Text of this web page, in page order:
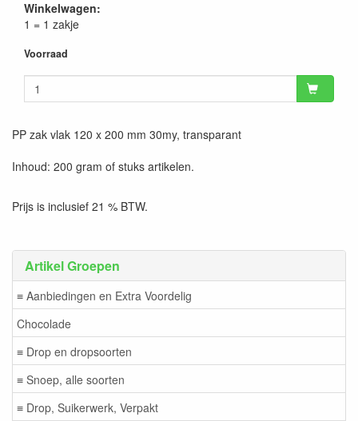
Artikel Groepen
≡ Aanbiedingen en Extra Voordelig
Chocolade
≡ Drop en dropsoorten
≡ Snoep, alle soorten
≡ Drop, Suikerwerk, Verpakt
Winkelwagen:
1 = 1 zakje
Voorraad
PP zak vlak 120 x 200 mm 30my, transparant
Inhoud: 200 gram of stuks artikelen.
Prijs is inclusief 21 % BTW.